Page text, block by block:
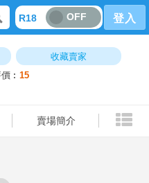
R18 OFF 登入
收藏賣家
︰15
賣場簡介
賣場簡介